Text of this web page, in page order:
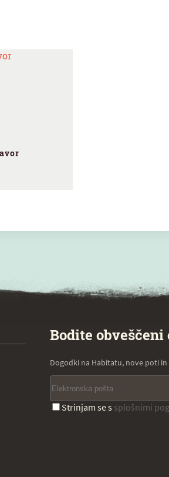
Bodite obveščeni
Dogodki na Habitatu, nove poti
Strinjam se s splošnimi